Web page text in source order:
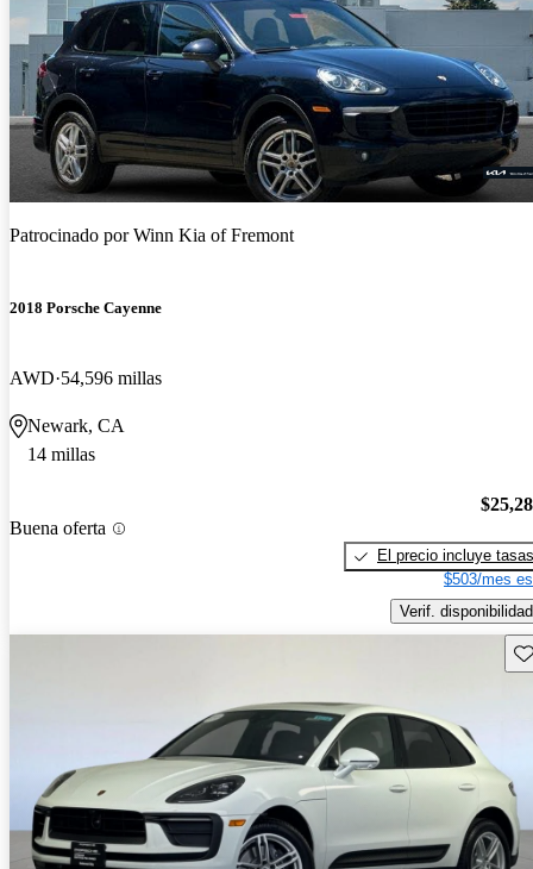
Patrocinado porWinn Kia of Fremont
2018 Porsche Cayenne
AWD 54,596 millas
Newark, CA
14 millas
Buena oferta
El precio incluye tasas
$503/mes
Verif. disponibilidad